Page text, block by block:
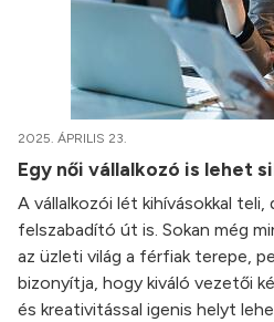
2025. ÁPRILIS 23.
Egy női vállalkozó is lehet
A vállalkozói lét kihívásokkal teli,
felszabadító út is. Sokan még
az üzleti világ a férfiak terepe,
bizonyítja, hogy kiváló vezetői
és kreativitással igenis helyt